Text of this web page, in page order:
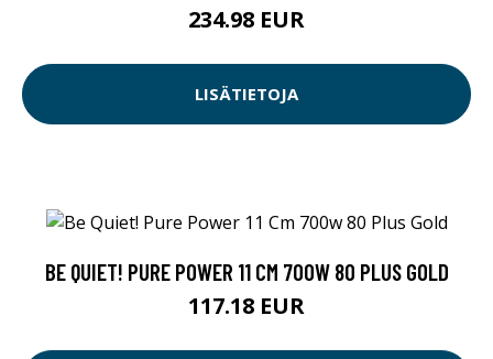
234.98 EUR
LISÄTIETOJA
BE QUIET! PURE POWER 11 CM 700W 80 PLUS GOLD
117.18 EUR